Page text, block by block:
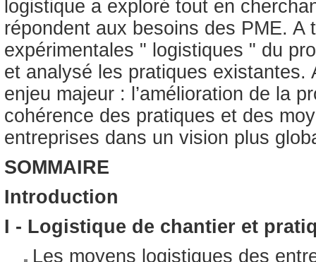
logistique a exploré tout en
répondent aux besoins des PME. A
expérimentales " logistiques " du
et analysé les pratiques
enjeu majeur : l’amélioration de la
cohérence des pratiques et des
entreprises dans un vision plus
SOMMAIRE
Introduction
I - Logistique de chantier et
Les moyens logistiques des